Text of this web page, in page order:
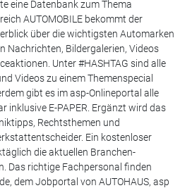
eine Datenbank zum Thema
AUTOMOBILE bekommt der
über die wichtigsten Automarken
Nachrichten, Bildergalerien, Videos
Unter #HASHTAG sind alle
Videos zu einem Themenspecial
gibt es im asp-Onlineportal alle
inklusive E-PAPER. Ergänzt wird das
Rechtsthemen und
Ein kostenloser
die aktuellen Branchen-
Das richtige Fachpersonal finden
dem Jobportal von AUTOHAUS, asp